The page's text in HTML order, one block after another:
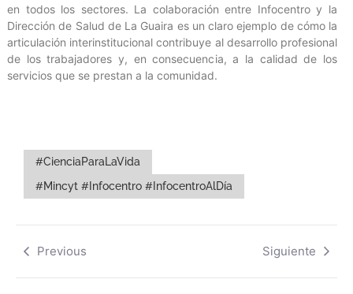
en todos los sectores. La colaboración entre Infocentro y la
Dirección de Salud de La Guaira es un claro ejemplo de cómo la
articulación interinstitucional contribuye al desarrollo profesional
de los trabajadores y, en consecuencia, a la calidad de los
servicios que se prestan a la comunidad.
#CienciaParaLaVida
#Mincyt #Infocentro #InfocentroAlDía
Previous Siguiente